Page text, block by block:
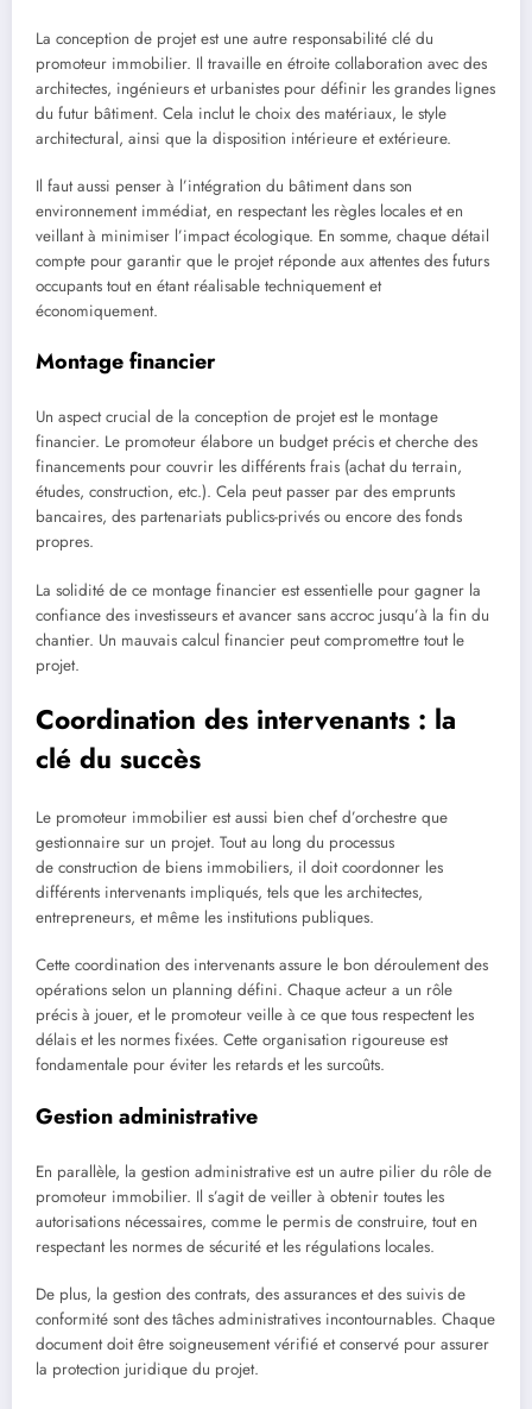
La conception de projet est une autre responsabilité clé du
promoteur immobilier. Il travaille en étroite collaboration avec des
architectes, ingénieurs et urbanistes pour définir les grandes lignes
du futur bâtiment. Cela inclut le choix des matériaux, le style
architectural, ainsi que la disposition intérieure et extérieure.
Il faut aussi penser à l’intégration du bâtiment dans son
environnement immédiat, en respectant les règles locales et en
veillant à minimiser l’impact écologique. En somme, chaque détail
compte pour garantir que le projet réponde aux attentes des futurs
occupants tout en étant réalisable techniquement et
économiquement.
Montage financier
Un aspect crucial de la conception de projet est le montage
financier. Le promoteur élabore un budget précis et cherche des
financements pour couvrir les différents frais (achat du terrain,
études, construction, etc.). Cela peut passer par des emprunts
bancaires, des partenariats publics-privés ou encore des fonds
propres.
La solidité de ce montage financier est essentielle pour gagner la
confiance des investisseurs et avancer sans accroc jusqu’à la fin du
chantier. Un mauvais calcul financier peut compromettre tout le
projet.
Coordination des intervenants : la
clé du succès
Le promoteur immobilier est aussi bien chef d’orchestre que
gestionnaire sur un projet. Tout au long du processus
de construction de biens immobiliers, il doit coordonner les
différents intervenants impliqués, tels que les architectes,
entrepreneurs, et même les institutions publiques.
Cette coordination des intervenants assure le bon déroulement des
opérations selon un planning défini. Chaque acteur a un rôle
précis à jouer, et le promoteur veille à ce que tous respectent les
délais et les normes fixées. Cette organisation rigoureuse est
fondamentale pour éviter les retards et les surcoûts.
Gestion administrative
En parallèle, la gestion administrative est un autre pilier du rôle de
promoteur immobilier. Il s’agit de veiller à obtenir toutes les
autorisations nécessaires, comme le permis de construire, tout en
respectant les normes de sécurité et les régulations locales.
De plus, la gestion des contrats, des assurances et des suivis de
conformité sont des tâches administratives incontournables. Chaque
document doit être soigneusement vérifié et conservé pour assurer
la protection juridique du projet.